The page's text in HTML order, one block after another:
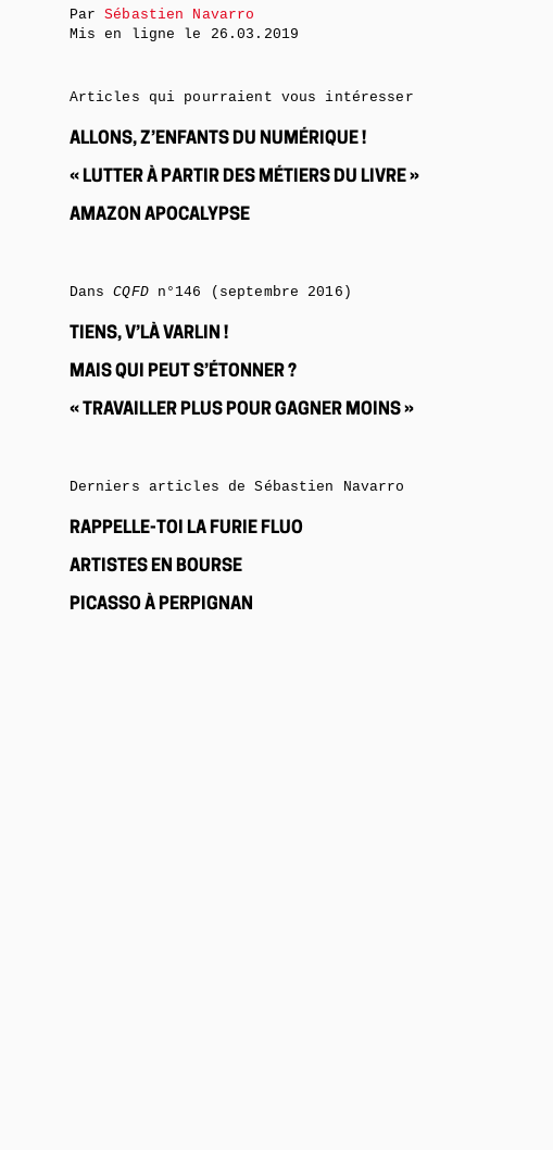
ParSébastien Navarro
Mis en ligne le 26.03.2019
Articles qui pourraient vous intéresser
ALLONS, Z’ENFANTS DU NUMÉRIQUE !
« LUTTER À PARTIR DES MÉTIERS DU LIVRE »
AMAZON APOCALYPSE
DansCQFDn°146 (septembre 2016)
TIENS, V’LÀ VARLIN !
MAIS QUI PEUT S’ÉTONNER ?
« TRAVAILLER PLUS POUR GAGNER MOINS »
Derniers articles de Sébastien Navarro
RAPPELLE-TOI LA FURIE FLUO
ARTISTES EN BOURSE
PICASSO À PERPIGNAN